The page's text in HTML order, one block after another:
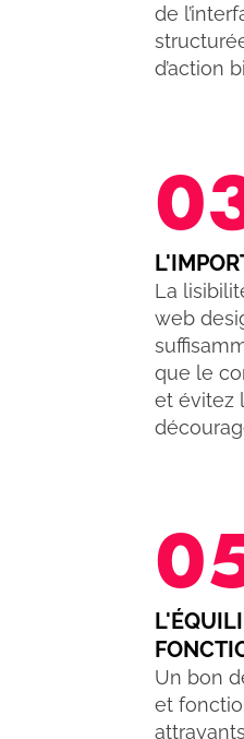
de
d’action
La
web
que le
et évitez
Un bon
et